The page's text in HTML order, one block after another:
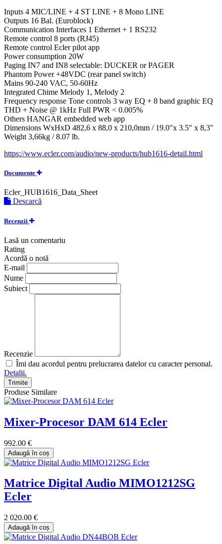
Inputs 4 MIC/LINE + 4 ST LINE + 8 Mono LINE
Outputs 16 Bal. (Euroblock)
Communication Interfaces 1 Ethernet + 1 RS232
Remote control 8 ports (RJ45)
Remote control Ecler pilot app
Power consumption 20W
Paging IN7 and IN8 selectable: DUCKER or PAGER
Phantom Power +48VDC (rear panel switch)
Mains 90-240 VAC, 50-60Hz
Integrated Chime Melody 1, Melody 2
Frequency response Tone controls 3 way EQ + 8 band graphic EQ
THD + Noise @ 1kHz Full PWR < 0.005%
Others HANGAR embedded web app
Dimensions WxHxD 482,6 x 88,0 x 210,0mm / 19.0"x 3.5" x 8,3"
Weight 3,66kg / 8.07 lb.
https://www.ecler.com/audio/new-products/hub1616-detail.html
Documente
Ecler_HUB1616_Data_Sheet
Descarcă
Recenzii
Lasă un comentariu
Rating
Acordă o notă
E-mail
Nume
Subiect
Recenzie
Îmi dau acordul pentru prelucrarea datelor cu caracter personal.
Detalii.
Trimite
Produse Similare
Mixer-Procesor DAM 614 Ecler
992.00 €
Adaugă în coș
Matrice Digital Audio MIMO1212SG
Ecler
2 020.00 €
Adaugă în coș